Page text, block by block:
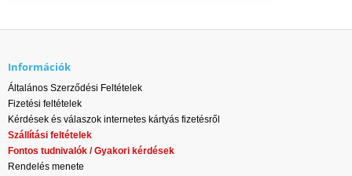
Információk
Általános Szerződési Feltételek
Fizetési feltételek
Kérdések és válaszok internetes kártyás fizetésről
Szállítási feltételek
Fontos tudnivalók / Gyakori kérdések
Rendelés menete